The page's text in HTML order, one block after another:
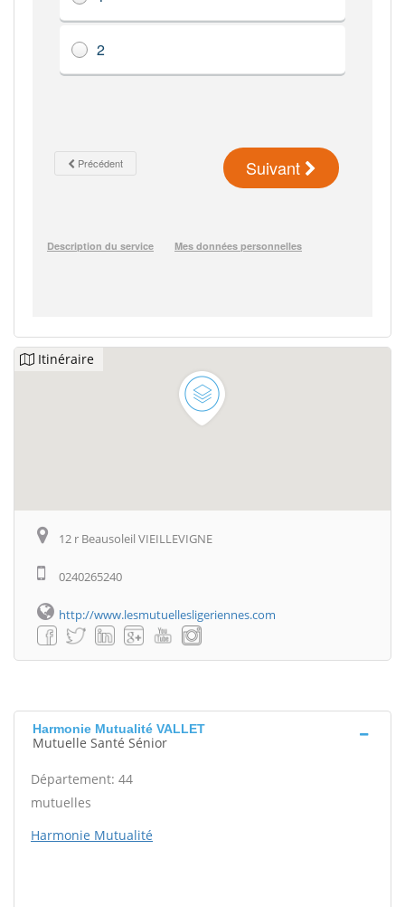
Itinéraire
12 r Beausoleil VIEILLEVIGNE
0240265240
http://www.lesmutuellesligeriennes.com
Harmonie Mutualité VALLET
Mutuelle Santé Sénior
Département: 44
mutuelles
Harmonie Mutualité